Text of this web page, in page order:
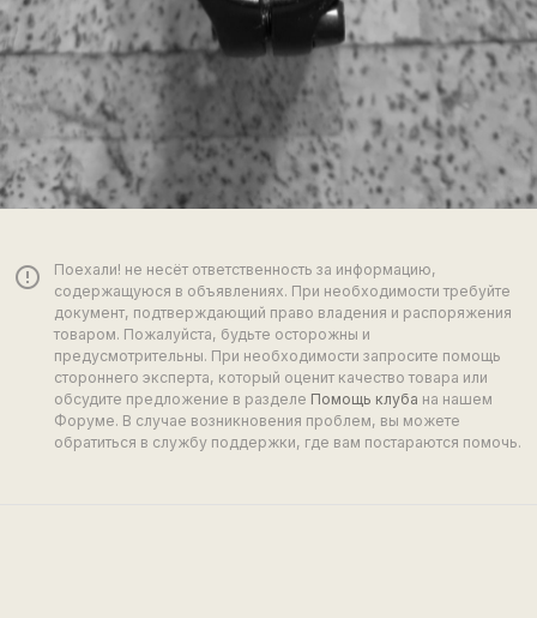
error_outline
Поехали! не несёт ответственность за информацию,
содержащуюся в объявлениях. При необходимости требуйте
документ, подтверждающий право владения и распоряжения
товаром. Пожалуйста, будьте осторожны и
предусмотрительны. При необходимости запросите помощь
стороннего эксперта, который оценит качество товара или
обсудите предложение в разделе Помощь клуба на нашем
Форуме. В случае возникновения проблем, вы можете
обратиться в службу поддержки, где вам постараются помочь.